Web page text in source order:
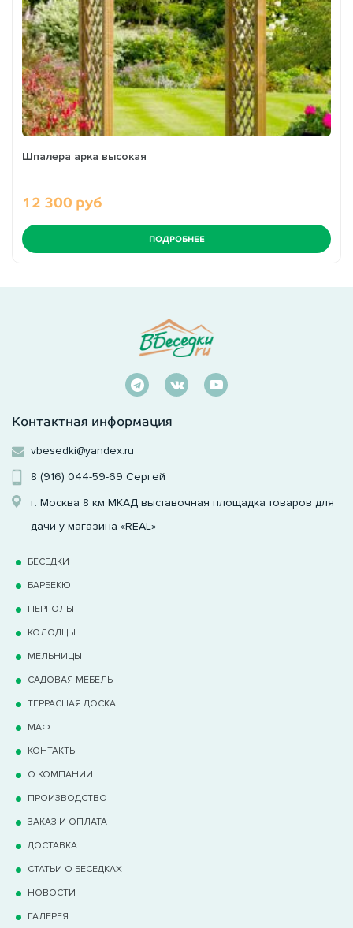
Шпалера арка высокая
12 300 руб
ПОДРОБНЕЕ
Контактная информация
vbesedki@yandex.ru
8 (916) 044-59-69 Сергей
г. Москва 8 км МКАД выставочная площадка товаров для
дачи у магазина «REAL»
БЕСЕДКИ
БАРБЕКЮ
ПЕРГОЛЫ
КОЛОДЦЫ
МЕЛЬНИЦЫ
САДОВАЯ МЕБЕЛЬ
ТЕРРАCНАЯ ДОСКА
МАФ
КОНТАКТЫ
О КОМПАНИИ
ПРОИЗВОДСТВО
ЗАКАЗ И ОПЛАТА
ДОСТАВКА
СТАТЬИ О БЕСЕДКАХ
НОВОСТИ
ГАЛЕРЕЯ